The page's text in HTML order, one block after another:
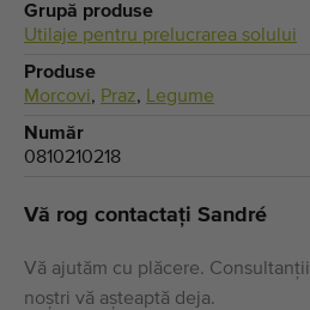
Grupă produse
Utilaje pentru prelucrarea solului
Produse
Morcovi, Praz, Legume
Număr
0810210218
Vă rog contactați Sandré
Vă ajutăm cu plăcere. Consultanții
noștri vă așteaptă deja.